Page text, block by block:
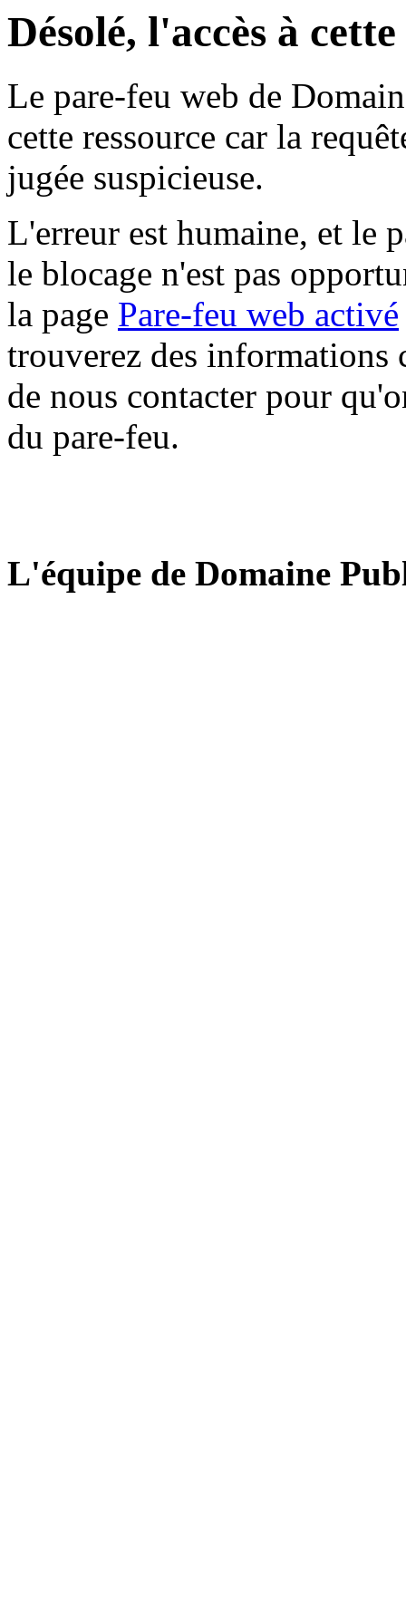
Désolé, l'accès à
Le pare-feu web de
cette ressource car la
jugée suspicieuse.
L'erreur est humaine, et le
le blocage n'est pas
la page Pare-feu web activé
trouverez des informations
de nous contacter pour
du pare-feu.
L'équipe de Domaine